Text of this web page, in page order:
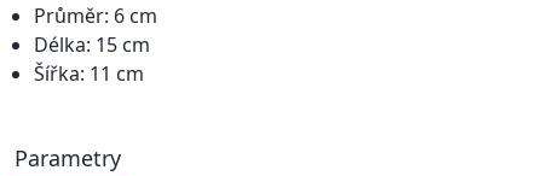
Průměr: 6 cm
Délka: 15 cm
Šířka: 11 cm
Parametry